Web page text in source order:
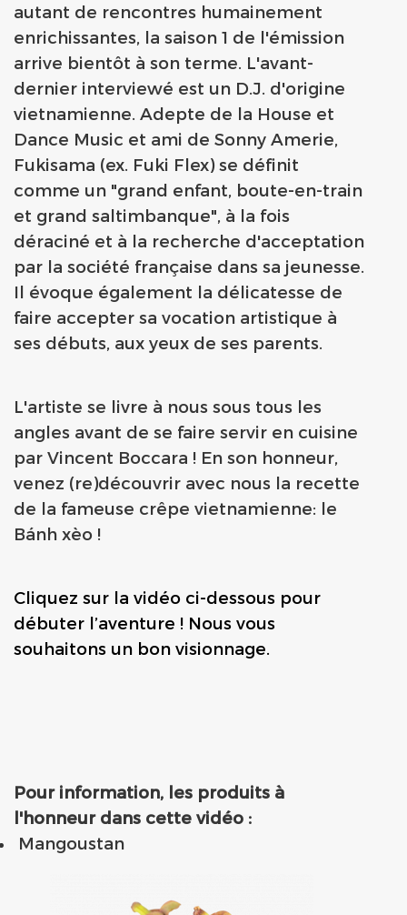
autant de rencontres humainement
enrichissantes, la saison 1 de l'émission
arrive bientôt à son terme. L'avant-
dernier interviewé est un D.J. d'origine
vietnamienne. Adepte de la House et
Dance Music et ami de Sonny Amerie,
Fukisama (ex. Fuki Flex) se définit
comme un "grand enfant, boute-en-train
et grand saltimbanque", à la fois
déraciné et à la recherche d'acceptation
par la société française dans sa jeunesse.
Il évoque également la délicatesse de
faire accepter sa vocation artistique à
ses débuts, aux yeux de ses parents.
L'artiste se livre à nous sous tous les
angles avant de se faire servir en cuisine
par Vincent Boccara ! En son honneur,
venez (re)découvrir avec nous la recette
de la fameuse crêpe vietnamienne: le
Bánh xèo !
Cliquez sur la vidéo ci-dessous pour
débuter l’aventure ! Nous vous
souhaitons un bon visionnage.
Pour information, les produits à
l'honneur dans cette vidéo :
Mangoustan